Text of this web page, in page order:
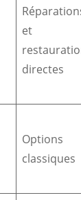
et
directes
Options
classiques